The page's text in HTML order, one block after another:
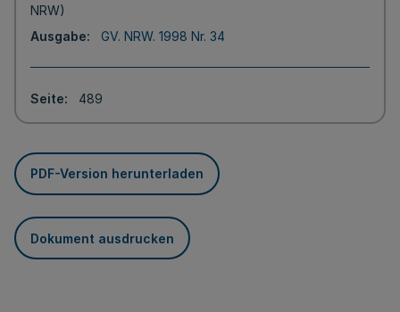
NRW)
Ausgabe
GV. NRW. 1998 Nr. 34
Seite 489
PDF-Version herunterladen
Dokument ausdrucken